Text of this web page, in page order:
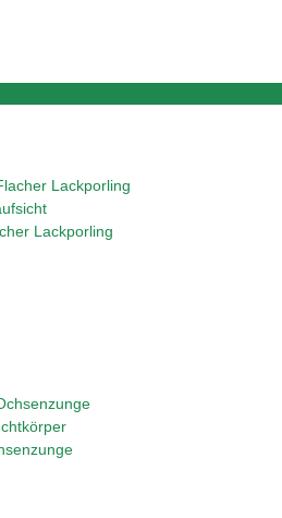
Lackporling